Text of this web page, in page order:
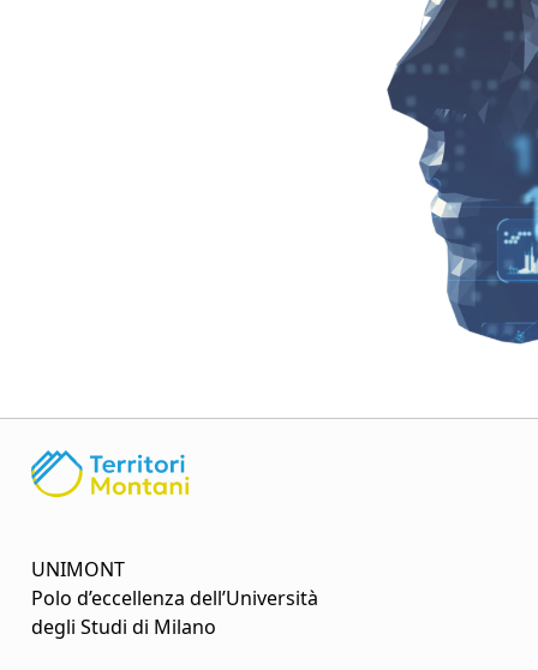
UNIMONT
Polo d’eccellenza dell’Università
degli Studi di Milano